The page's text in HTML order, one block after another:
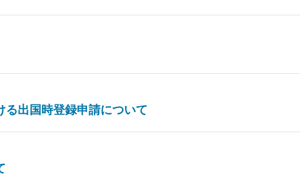
る出国時登録申請について